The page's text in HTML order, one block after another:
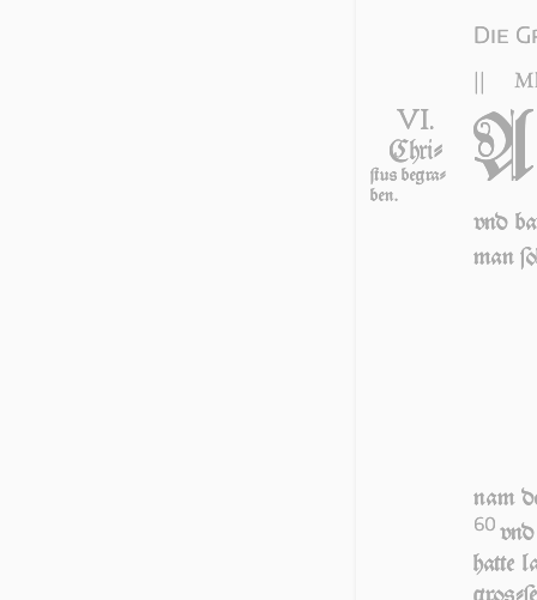
Die
||
VI.
Chri-
ſtus begra­
ben.
A
vnd
man
nam
60
hat­te